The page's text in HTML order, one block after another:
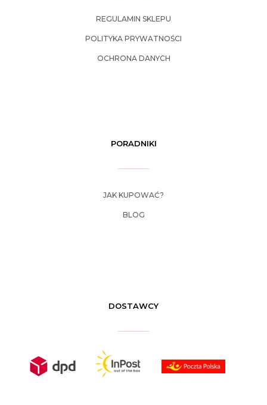
REGULAMIN SKLEPU
POLITYKA PRYWATNOŚCI
OCHRONA DANYCH
PORADNIKI
JAK KUPOWAĆ?
BLOG
DOSTAWCY